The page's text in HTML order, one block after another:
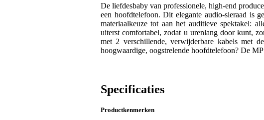
De liefdesbaby van professionele, high-end
een hoofdtelefoon. Dit elegante audio-sieraad is
materiaalkeuze tot aan het auditieve spektakel:
uiterst comfortabel, zodat u urenlang door kunt,
met 2 verschillende, verwijderbare kabels met
hoogwaardige, oogstrelende hoofdtelefoon? De
Specificaties
Productkenmerken